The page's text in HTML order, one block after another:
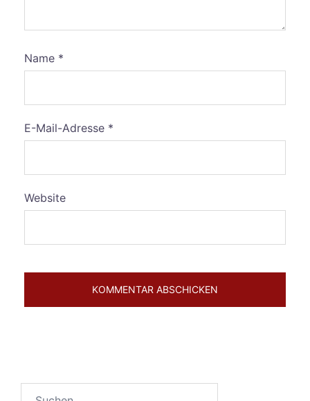
Name *
E-Mail-Adresse *
Website